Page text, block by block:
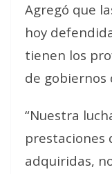
Agregó que
hoy
tienen los
de gobiernos
“Nuestra
prestaciones
adquiridas,